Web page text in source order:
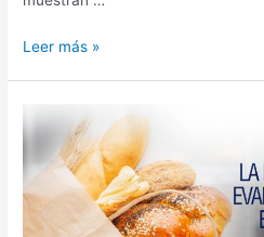
Leer más »
IMPORTANCIA
EVALUACIÓN
REOLÓGICA